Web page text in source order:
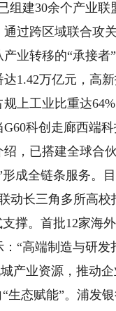
组建30余个产业
过跨区域联合攻
转移的“承接者”
1.42万亿元，高
上工业比重达64%
科创走廊西端科
，已搭建全球合
成全链条服务。
动长三角多所高校
。首批12家海
“高端制造与研
产业资源，推动
态赋能”。浦发银